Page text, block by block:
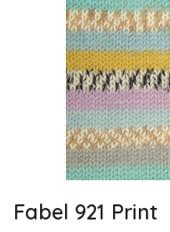
Fabel 921 Print